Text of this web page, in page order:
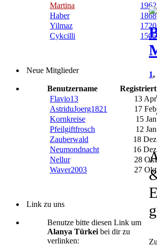
Martina
1962
Haber
1868
Yilmaz
1720
Cykcilli
1505
Neue Mitglieder
Benutzername
Registriert
Flavio13
13 Apr
AstriduJoerg1821
17 Feb
Kornkreise
15 Jan
Pfeilgiftfrosch
12 Jan
Zauberwald
18 Dez
Neumondnacht
16 Dez
Nellur
28 Okt
Waver2003
27 Okt
Link zu uns
Benutze bitte diesen Link um
Alanya Türkei bei dir zu
verlinken:
1,